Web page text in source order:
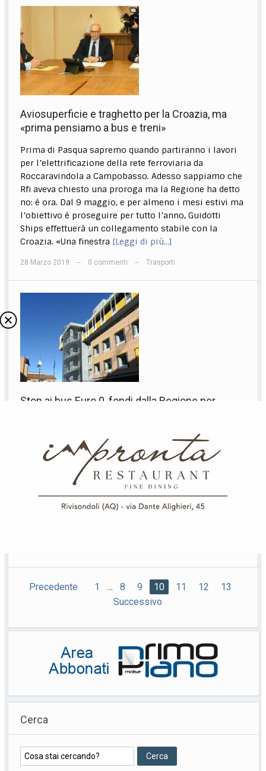
Aviosuperficie e traghetto per la Croazia, ma
«prima pensiamo a bus e treni»
Prima di Pasqua sapremo quando partiranno i lavori
per l’elettrificazione della rete ferroviaria da
Roccaravindola a Campobasso. Adesso sappiamo che
Rfi aveva chiesto una proroga ma la Regione ha detto
no: è ora. Dal 9 maggio, e per almeno i mesi estivi ma
l’obiettivo è proseguire per tutto l’anno, Guidotti
Ships effettuerà un collegamento stabile con la
Croazia. «Una finestra [Leggi di più…]
28 Marzo 2019 — 0 commenti — Trasporti
Stop ai bus Euro 0, fondi dalla Regione per
Dal 1 gennaio 2019 è vietata la circolazione di
pullman a benzina o gasolio Euro 0. Il piano
strategico nazionale per la mobilità prevede lo
stanziamento di 3,7 miliardi nel periodo 2019-2033
(2,2 miliardi per le Regioni e 1,5 miliardi di euro per
le Città metropolitane) per il ricambio del parco
Precedente 1 … 8 9 10 11 12
13
Successivo
Cerca